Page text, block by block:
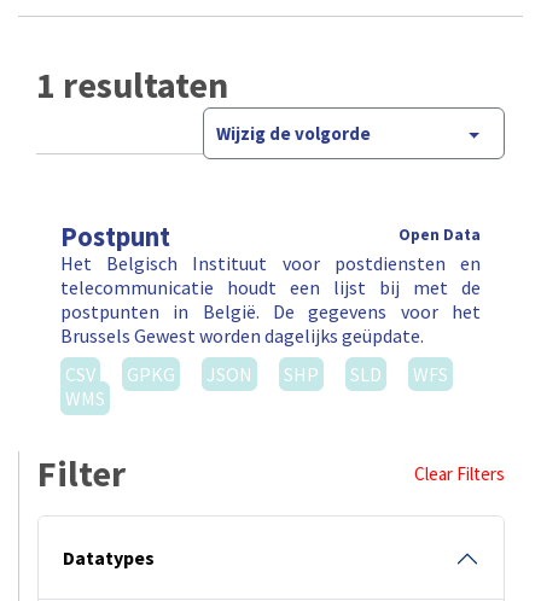
1 resultaten
Wijzig de volgorde
Postpunt Open Data
Het Belgisch Instituut voor postdiensten en
telecommunicatie houdt een lijst bij met de
postpunten in België. De gegevens voor het
Brussels Gewest worden dagelijks geüpdate.
CSV
GPKG JSON SHP SLD
WFS
WMS
Filter Clear Filters
Datatypes